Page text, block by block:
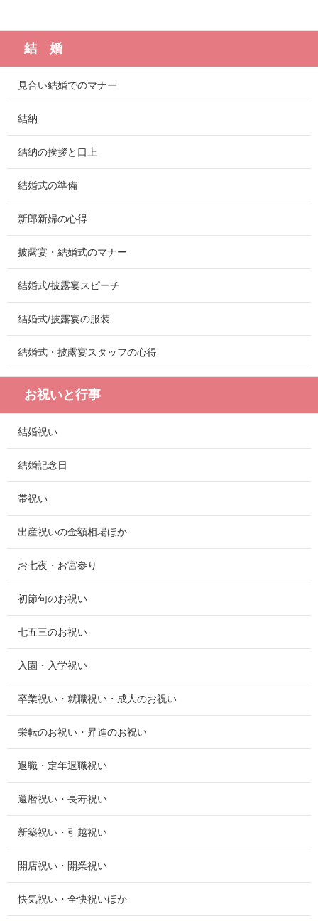
結 婚
見合い結婚でのマナー
結納
結納の挨拶と口上
結婚式の準備
新郎新婦の心得
披露宴・結婚式のマナー
結婚式/披露宴スピーチ
結婚式/披露宴の服装
結婚式・披露宴スタッフの心得
お祝いと行事
結婚祝い
結婚記念日
帯祝い
出産祝いの金額相場ほか
お七夜・お宮参り
初節句のお祝い
七五三のお祝い
入園・入学祝い
卒業祝い・就職祝い・成人のお祝い
栄転のお祝い・昇進のお祝い
退職・定年退職祝い
還暦祝い・長寿祝い
新築祝い・引越祝い
開店祝い・開業祝い
快気祝い・全快祝いほか